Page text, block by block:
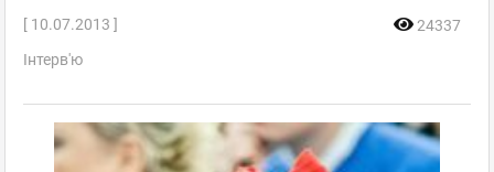
[ 10.07.2013 ]
24337
Інтерв'ю